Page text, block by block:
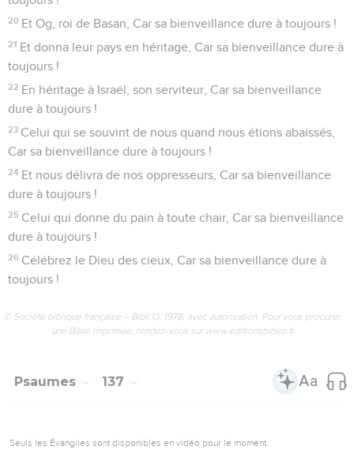
7 Celui qui a fait les grands astres lumineux, Car sa
bienveillance dure à toujours !
Le soleil pour dominer sur le jour, Car sa bienveillance dure
à toujours !
La lune et les étoiles pour dominer sur la nuit, Car sa
bienveillance dure à toujours !
Celui qui frappa les Égyptiens dans (la personne de) leurs
premiers-nés, Car sa bienveillance dure à toujours !
Et il fit sortir Israël du milieu d’eux, Car sa bienveillance
dure à toujours !
A main forte et à bras étendu, Car sa bienveillance dure à
toujours !
Celui qui coupa en deux la mer des Joncs, Car sa
14 Qui fit passer Israël au milieu d’elle, Car sa bienveillance
dure à toujours !
Joncs, Car sa bienveillance dure à toujours !
17 Celui qui frappa de grands rois, Car sa bienveillance dure à